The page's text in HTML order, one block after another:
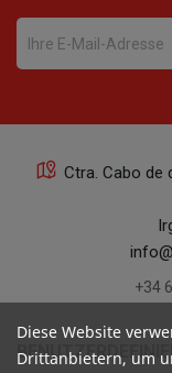
Ctra. Cabo de
+34
Diese Website
Drittanbietern, um